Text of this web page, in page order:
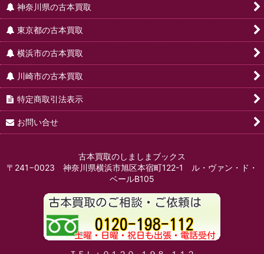
神奈川県の古本買取
東京都の古本買取
横浜市の古本買取
川崎市の古本買取
特定商取引法表示
お問い合せ
古本買取のしましまブックス
〒241−0023 神奈川県横浜市旭区本宿町122-1 ル・ヴァン・ド・
ベールB105